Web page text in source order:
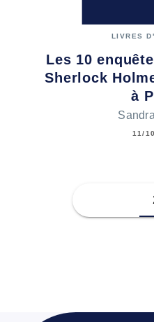
LIVRES
Les 10
Sherlock
à
11/